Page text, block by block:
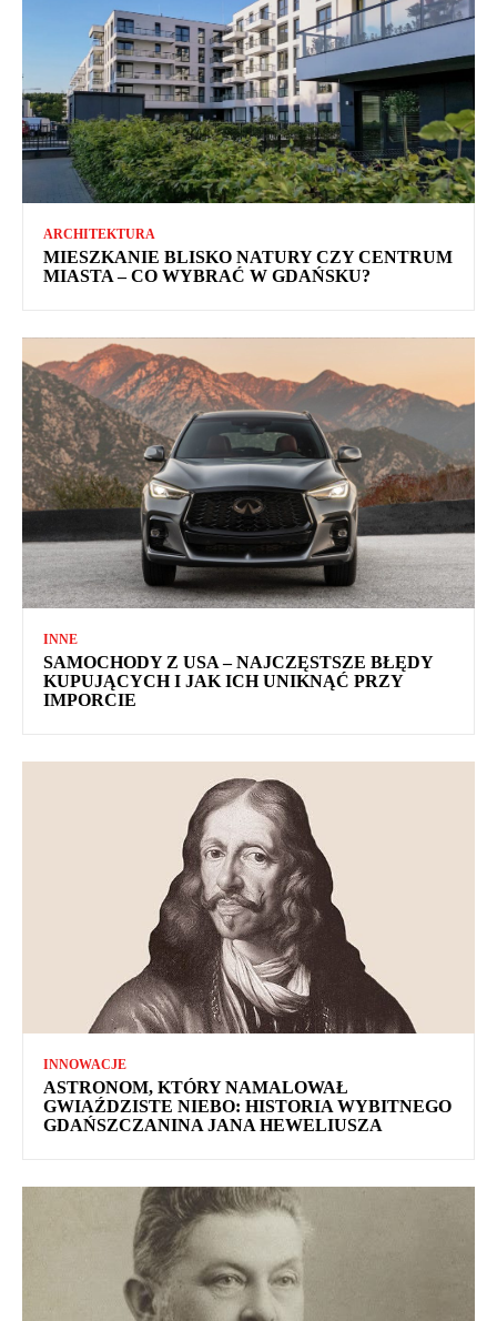
ARCHITEKTURA
MIESZKANIE BLISKO NATURY CZY CENTRUM
MIASTA – CO WYBRAĆ W GDAŃSKU?
INNE
SAMOCHODY Z USA – NAJCZĘSTSZE BŁĘDY
KUPUJĄCYCH I JAK ICH UNIKNĄĆ PRZY
IMPORCIE
INNOWACJE
ASTRONOM, KTÓRY NAMALOWAŁ
GWIAŹDZISTE NIEBO: HISTORIA WYBITNEGO
GDAŃSZCZANINA JANA HEWELIUSZA